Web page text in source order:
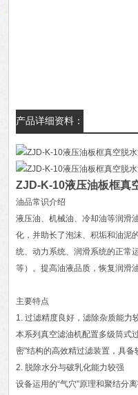
产品详细资料：
ZJD-K-10液压油板框真
油品常识介绍
液压油、机械油、冷却油等润滑
化，并助长了泡沫、积垢和油泥
统、动力系统、润滑系统的正常
等）。提高油液品质，恢复润滑
主要特点
1. 过滤精度良好，滤除杂质能力
本系列真空滤油机配置多级筒式
密"结构的高效精过滤装置，具
2. 脱除水分与破乳化能力较强
设备运用的“气穴"原理和聚结分